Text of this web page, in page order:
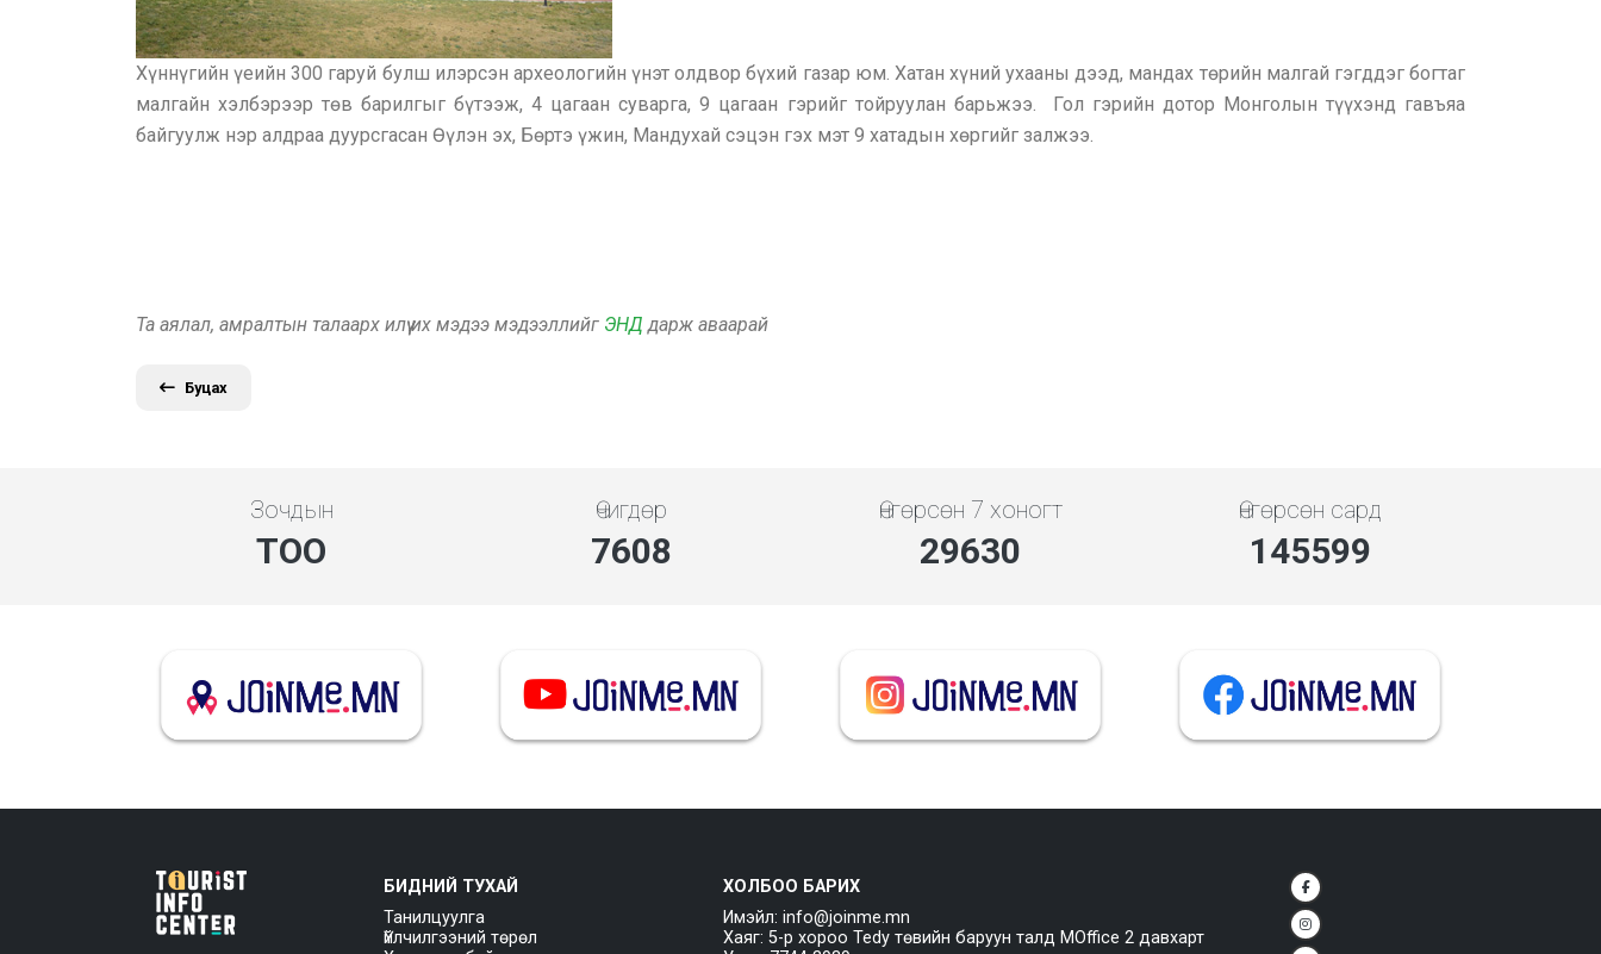
Хүннүгийн үеийн 300 гаруй булш илэрсэн археологийн үнэт олдвор бүхий газар юм. Хатан хүний ухааны дээд, мандах төрийн малгай гэгддэг богтаг
малгайн хэлбэрээр төв барилгыг бүтээж, 4 цагаан суварга, 9 цагаан гэрийг тойруулан барьжээ. Гол гэрийн дотор Монголын түүхэнд гавъяа
байгуулж нэр алдраа дуурсгасан Өүлэн эх, Бөртэ үжин, Мандухай сэцэн гэх мэт 9 хатадын хөргийг залжээ.
Та аялал, амралтын талаарх илүү их мэдээ мэдээллийг ЭНД дарж аваарай
Буцах
Зочдын
ТОО
Өчигдөр
7608
Өнгөрсөн 7 хоногт
29630
Өнгөрсөн сард
145599
БИДНИЙ ТУХАЙ
Танилцуулга
Үйлчилгээний төрөл
ХОЛБОО БАРИХ
Имэйл: info@joinme.mn
Хаяг: 5-р хороо Tedy төвийн баруун талд MOffice 2 давхарт